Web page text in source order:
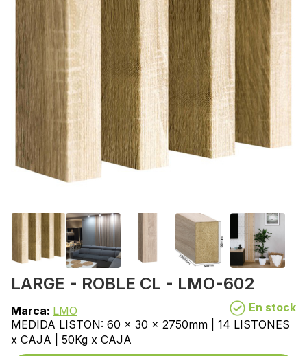
LARGE - ROBLE CL - LMO-602
Marca: LMO
En stock
MEDIDA LISTON: 60 x 30 x 2750mm | 14 LISTONES
x CAJA | 50Kg x CAJA